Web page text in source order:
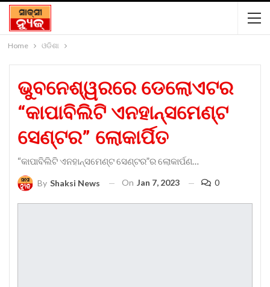
Home ଓଡିଶା
ଭୁବନେଶ୍ୱରରେ ଡେଲୋଏଟର
“କାପାବିଲିଟି ଏନହାନ୍ସମେଣ୍ଟ
ସେଣ୍ଟର” ଲୋକାର୍ପିତ
“କାପାବିଲିଟି ଏନହାନ୍ସମେଣ୍ଟ ସେଣ୍ଟର”ର ଲୋକାର୍ପଣ…
By Shaksi News On Jan 7, 2023 0